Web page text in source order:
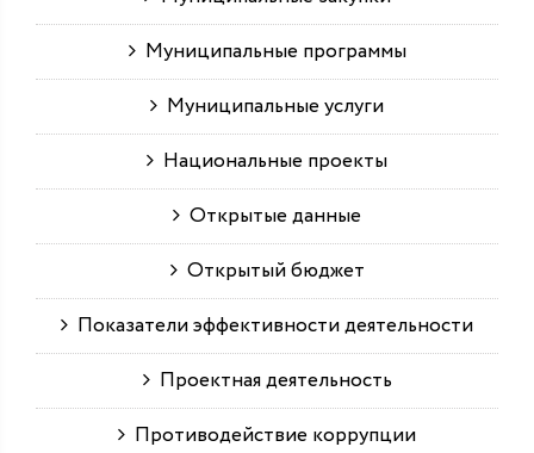
Муниципальные программы
Муниципальные услуги
Национальные проекты
Открытые данные
Открытый бюджет
Показатели эффективности деятельности
Проектная деятельность
Противодействие коррупции